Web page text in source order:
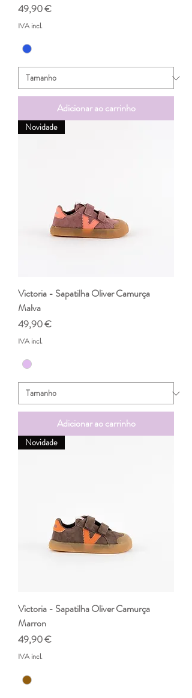
Preço
49,90 €
IVA incl.
Adicionar ao carrinho
Novidade
Victoria - Sapatilha Oliver Camurça
Malva
Preço
49,90 €
IVA incl.
Adicionar ao carrinho
Novidade
Victoria - Sapatilha Oliver Camurça
Marron
Preço
49,90 €
IVA incl.